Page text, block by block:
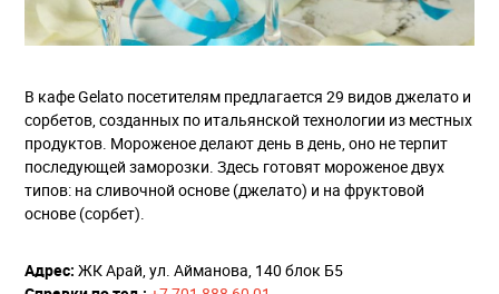
В кафе Gelato посетителям предлагается 29 видов джелато и
сорбетов, созданных по итальянской технологии из местных
продуктов. Мороженое делают день в день, оно не терпит
последующей заморозки. Здесь готовят мороженое двух
типов: на сливочной основе (джелато) и на фруктовой
основе (сорбет).
Адрес: ЖК Арай, ул. Айманова, 140 блок Б5